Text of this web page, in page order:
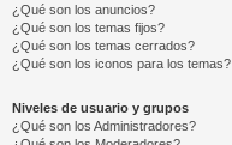
¿Qué son los anuncios?
¿Qué son los temas fijos?
¿Qué son los temas cerrados?
¿Qué son los iconos para los temas?
Niveles de usuario y grupos
¿Qué son los Administradores?